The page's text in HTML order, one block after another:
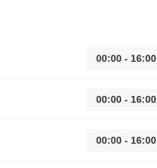
00:00 - 16:00
00:00 - 16:00
00:00 - 16:00